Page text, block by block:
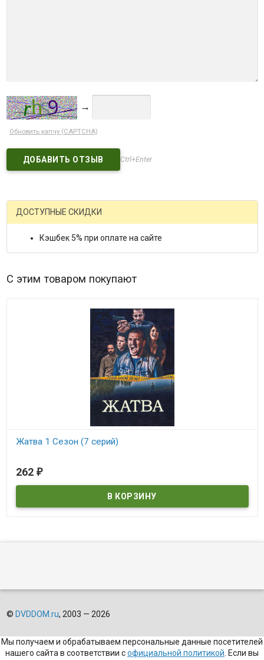
→
Обновить капчу (CAPTCHA)
Ctrl+Enter
ДОСТУПНЫЕ СКИДКИ
Кэшбек 5% при оплате на сайте
С этим товаром покупают
Жатва 1 Сезон (7 серий)
262 ₽
© DVDDOM.ru, 2003 — 2026
Мы получаем и обрабатываем персональные данные посетителей
нашего сайта в соответствии софициальной политикой. Если вы